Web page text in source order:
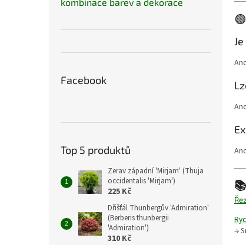
Facebook
Top 5 produktů
Zerav západní 'Mirjam' (Thuja
occidentalis 'Mirjam')
225 Kč
Dřišťál Thunbergův 'Admiration'
(Berberis thunbergii
'Admiration')
310 Kč
→